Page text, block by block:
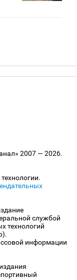
2007 — 2026.
службой
технологий
информации